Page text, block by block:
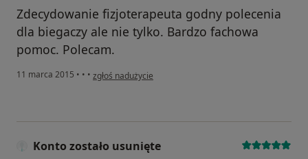
Zdecydowanie fizjoterapeuta godny polecenia
dla biegaczy ale nie tylko. Bardzo fachowa
pomoc. Polecam.
11 marca 2015 • • • w opinii użytkownika Do Rian
zgłoś nadużycie
Konto zostało usunięte